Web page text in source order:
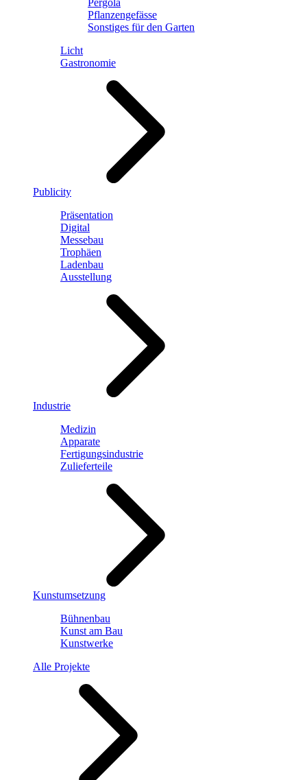
Pergola
Pflanzengefässe
Sonstiges für den Garten
Licht
Gastronomie
Publicity
Präsentation
Digital
Messebau
Trophäen
Ladenbau
Ausstellung
Industrie
Medizin
Apparate
Fertigungsindustrie
Zulieferteile
Kunstumsetzung
Bühnenbau
Kunst am Bau
Kunstwerke
Alle Projekte